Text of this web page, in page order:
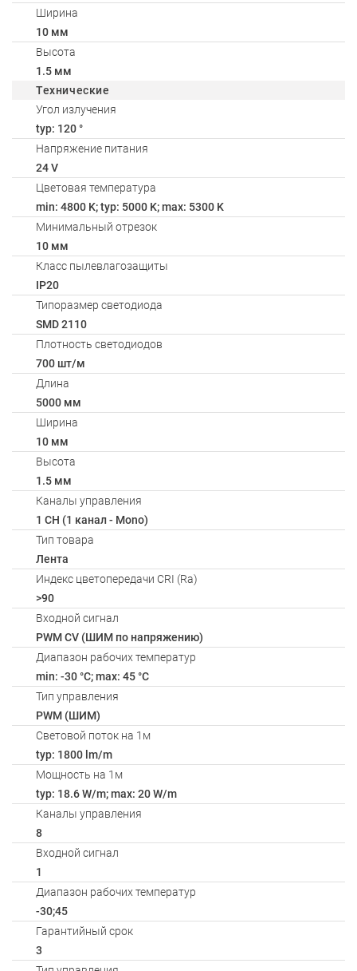
Ширина
10 мм
Высота
1.5 мм
Технические
Угол излучения
typ: 120 °
Напряжение питания
24 V
Цветовая температура
min: 4800 K; typ: 5000 K; max: 5300 K
Минимальный отрезок
10 мм
Класс пылевлагозащиты
IP20
Типоразмер светодиода
SMD 2110
Плотность светодиодов
700 шт/м
Длина
5000 мм
Ширина
10 мм
Высота
1.5 мм
Каналы управления
1 CH (1 канал - Mono)
Тип товара
Лента
Индекс цветопередачи CRI (Ra)
>90
Входной сигнал
PWM СV (ШИМ по напряжению)
Диапазон рабочих температур
min: -30 °C; max: 45 °C
Тип управления
PWM (ШИМ)
Световой поток на 1м
typ: 1800 lm/m
Мощность на 1м
typ: 18.6 W/m; max: 20 W/m
Каналы управления
8
Входной сигнал
1
Диапазон рабочих температур
-30;45
Гарантийный срок
3